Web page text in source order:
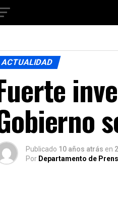
ACTUALIDAD
Publicado 10 años atrás en
Por Departamento de